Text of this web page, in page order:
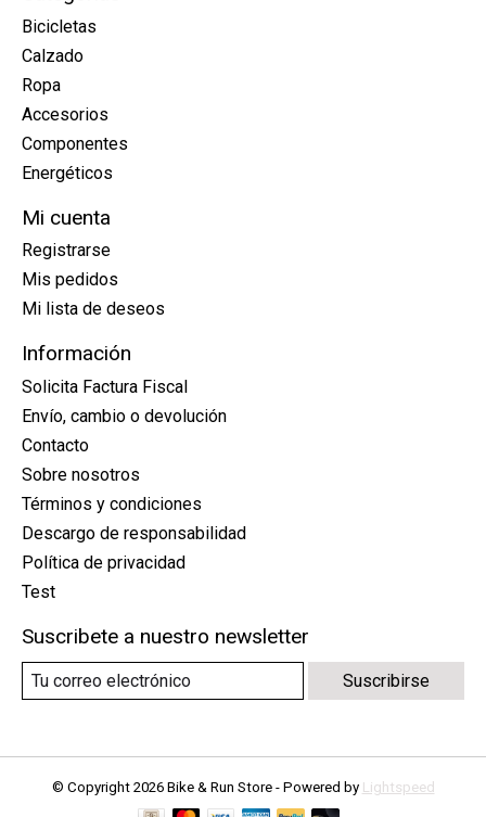
Bicicletas
Calzado
Ropa
Accesorios
Componentes
Energéticos
Mi cuenta
Registrarse
Mis pedidos
Mi lista de deseos
Información
Solicita Factura Fiscal
Envío, cambio o devolución
Contacto
Sobre nosotros
Términos y condiciones
Descargo de responsabilidad
Política de privacidad
Test
Suscribete a nuestro newsletter
Suscribirse
© Copyright 2026 Bike & Run Store - Powered by Lightspeed